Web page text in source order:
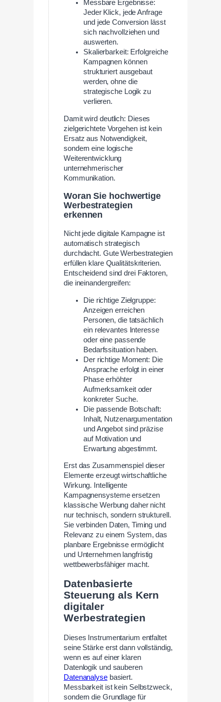
Messbare Ergebnisse:
Jeder Klick, jede Anfrage
und jede Conversion lässt
sich nachvollziehen und
auswerten.
Skalierbarkeit: Erfolgreiche
Kampagnen können
strukturiert ausgebaut
werden, ohne die
strategische Logik zu
verlieren.
Damit wird deutlich: Dieses
zielgerichtete Vorgehen ist kein
Ersatz aus Notwendigkeit,
sondern eine logische
Weiterentwicklung
unternehmerischer
Kommunikation.
Woran Sie hochwertige
Werbestrategien
erkennen
Nicht jede digitale Kampagne ist
automatisch strategisch
durchdacht. Gute Werbestrategien
erfüllen klare Qualitätskriterien.
Entscheidend sind drei Faktoren,
die ineinandergreifen:
Die richtige Zielgruppe:
Anzeigen erreichen
Personen, die tatsächlich
ein relevantes Interesse
oder eine passende
Bedarfssituation haben.
Der richtige Moment: Die
Ansprache erfolgt in einer
Phase erhöhter
Aufmerksamkeit oder
konkreter Suche.
Die passende Botschaft:
Inhalt, Nutzenargumentation
und Angebot sind präzise
auf Motivation und
Erwartung abgestimmt.
Erst das Zusammenspiel dieser
Elemente erzeugt wirtschaftliche
Wirkung. Intelligente
Kampagnensysteme ersetzen
klassische Werbung daher nicht
nur technisch, sondern strukturell.
Sie verbinden Daten, Timing und
Relevanz zu einem System, das
planbare Ergebnisse ermöglicht
und Unternehmen langfristig
wettbewerbsfähiger macht.
Datenbasierte
Steuerung als Kern
digitaler
Werbestrategien
Dieses Instrumentarium entfaltet
seine Stärke erst dann vollständig,
wenn es auf einer klaren
Datenlogik und sauberen
Datenanalysebasiert.
Messbarkeit ist kein Selbstzweck,
sondern die Grundlage für